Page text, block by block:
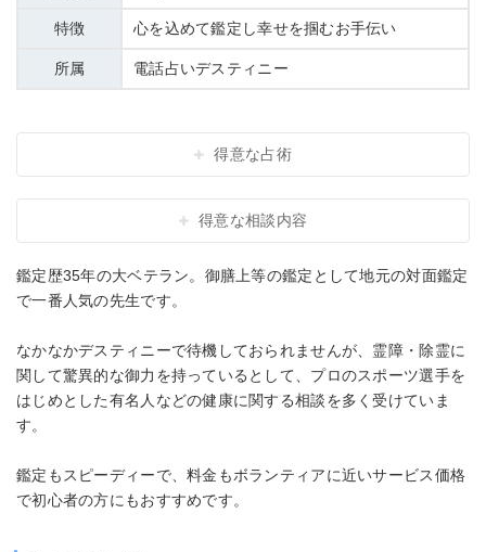
特徴 心を込めて鑑定し幸せを掴むお手伝い
所属 電話占いデスティニー
得意な占術
得意な相談内容
鑑定歴35年の大ベテラン。御膳上等の鑑定として地元の対面鑑定
で一番人気の先生です。
なかなかデスティニーで待機しておられませんが、霊障・除霊に
関して驚異的な御力を持っているとして、プロのスポーツ選手を
はじめとした有名人などの健康に関する相談を多く受けていま
す。
鑑定もスピーディーで、料金もボランティアに近いサービス価格
で初心者の方にもおすすめです。